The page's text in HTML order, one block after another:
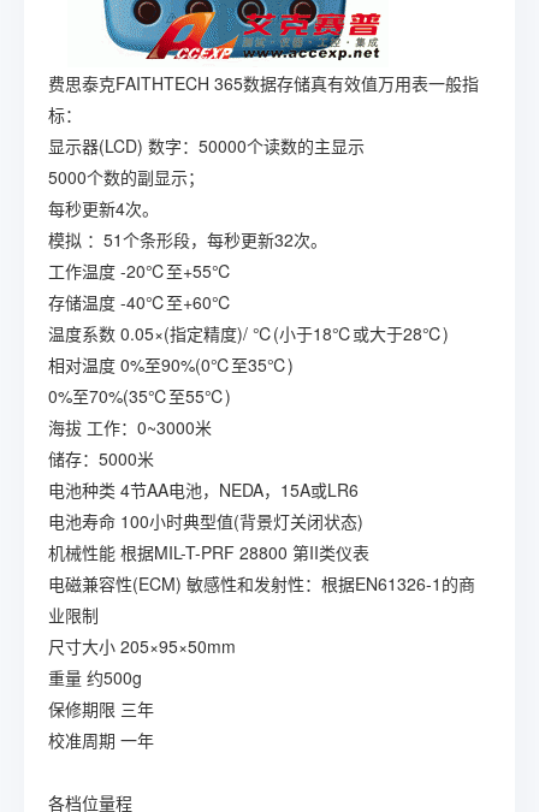
费思泰克FAITHTECH 365数据存储真有效值万用表一般指
标：
显示器(LCD) 数字：50000个读数的主显示
5000个数的副显示；
每秒更新4次。
模拟 ：51个条形段，每秒更新32次。
工作温度 -20℃至+55℃
存储温度 -40℃至+60℃
温度系数 0.05×(指定精度)/ ℃(小于18℃或大于28℃)
相对温度 0%至90%(0℃至35℃)
0%至70%(35℃至55℃)
海拔 工作：0~3000米
储存：5000米
电池种类 4节AA电池，NEDA，15A或LR6
电池寿命 100小时典型值(背景灯关闭状态)
机械性能 根据MIL-T-PRF 28800 第II类仪表
电磁兼容性(ECM) 敏感性和发射性：根据EN61326-1的商
业限制
尺寸大小 205×95×50mm
重量 约500g
保修期限 三年
校准周期 一年
各档位量程